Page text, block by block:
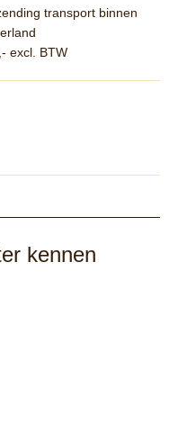
transport binnen
excl. BTW
kennen